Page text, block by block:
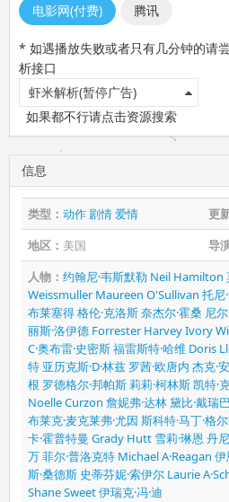
电影网(付费) 腾讯
* 如遇播放失败或者只有几分钟的请
析接口
虾米解析(暂停广告)
如果都不行请点击资源搜索
信息
类型： 动作 剧情爱情 更
地区： 美国 导
人物： 约翰尼·韦斯默勒 Neil Hamilton
Weissmuller Maureen O'Sullivan 托尼
布莱塞得格伦·克洛斯奈杰尔·霍桑 尼
丽斯·洛伊德 Forrester HarveyIvory
C·奥布雷·史密斯福雷斯特·哈维 Doris
特 亚历克斯·D·林兹 罗茜·欧唐内 杰克·
根 罗德格尔·邦帕斯莉莉·柯林斯凯特·
Noelle Curzon 詹妮弗·达林黛比·戴瑞
布莱克·麦克莱弗·尤因 斯科特·马丁·格
卡·霍普特曼 Grady Hutt 雪莉·琳恩 丹
万菲尔·普洛克特 Michael A·Reagan 伊
斯·桑德斯 史蒂芬妮·索伊尔 Laurie
Shane Sweet伊瑞克·冯·迪